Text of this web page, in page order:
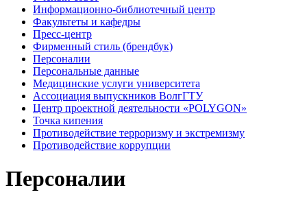
Информационно-библиотечный центр
Факультеты и кафедры
Пресс-центр
Фирменный стиль (брендбук)
Персоналии
Персональные данные
Медицинские услуги университета
Ассоциация выпускников ВолгГТУ
Центр проектной деятельности «POLYGON»
Точка кипения
Противодействие терроризму и экстремизму
Противодействие коррупции
Персоналии